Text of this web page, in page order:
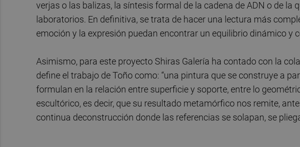
verjas o las balizas, la síntesis formal de la cadena de ADN o de la
laboratorios. En definitiva, se trata de hacer una lectura más
emoción y la expresión puedan encontrar un equilibrio dinámico y
Asimismo, para este proyecto Shiras Galería ha contado con la
define el trabajo de Toño como: “una pintura que se construye a
formulan en la relación entre superficie y soporte, entre lo
escultórico, es decir, que su resultado metamórfico nos remite,
continua deconstrucción donde las referencias se solapan, se